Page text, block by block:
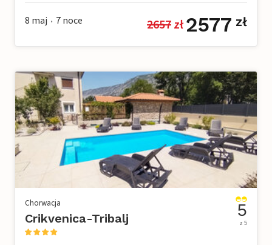
8 maj • 7 noce 2657 zł 2577 zł
Chorwacja
Crikvenica-Tribalj 5
z 5